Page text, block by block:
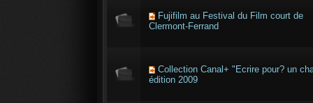
Fujifilm au Festival du Film court de
Clermont-Ferrand
Collection Canal+ "Ecrire pour? un
édition 2009